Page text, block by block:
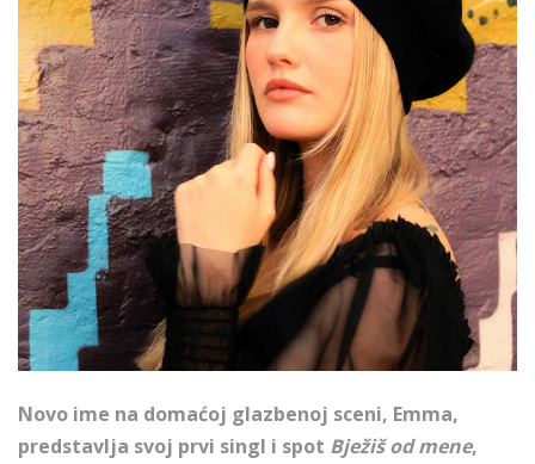
Novo ime na domaćoj glazbenoj sceni, Emma,
predstavlja svoj prvi singl i spot Bježiš od mene,